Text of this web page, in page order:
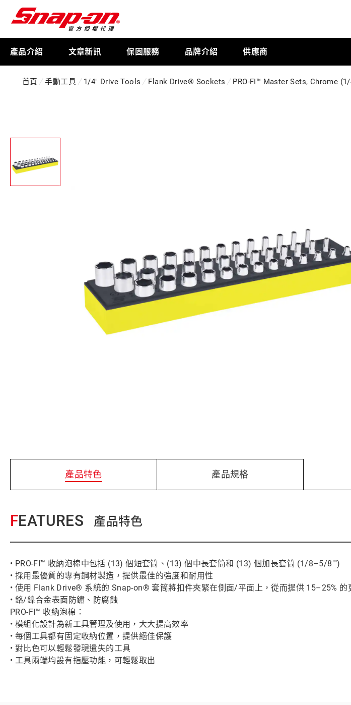
產品介紹
BAHCO 瑞典魚牌
文章新訊 保固服務 品牌介紹 供應商
首頁 手動工具 1/4" Drive Tools Flank Drive® Sockets PRO-FI™ Master Sets, Chrome
產品特色 產品規格
FEATURES 產品特色
• PRO-FI™ 收納泡棉中包括 (13) 個短套筒、(13) 個中長套筒和 (13) 個加長套筒 (1/8–5/8"")
• 採用最優質的專有鋼材製造，提供最佳的強度和耐用性
• 使用 Flank Drive® 系統的 Snap-on® 套筒將扣件夾緊在側面/平面上，從而提供 15–25% 的
• 鉻/鎳合金表面防鏽、防腐蝕
PRO-FI™ 收納泡棉：
• 模組化設計為新工具管理及使用，大大提高效率
• 每個工具都有固定收納位置，提供絕佳保護
• 對比色可以輕鬆發現遺失的工具
• 工具兩端均設有指壓功能，可輕鬆取出